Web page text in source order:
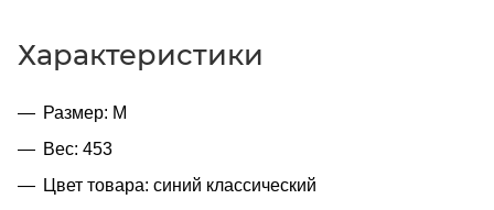
Характеристики
Размер: M
Вес: 453
Цвет товара: синий классический